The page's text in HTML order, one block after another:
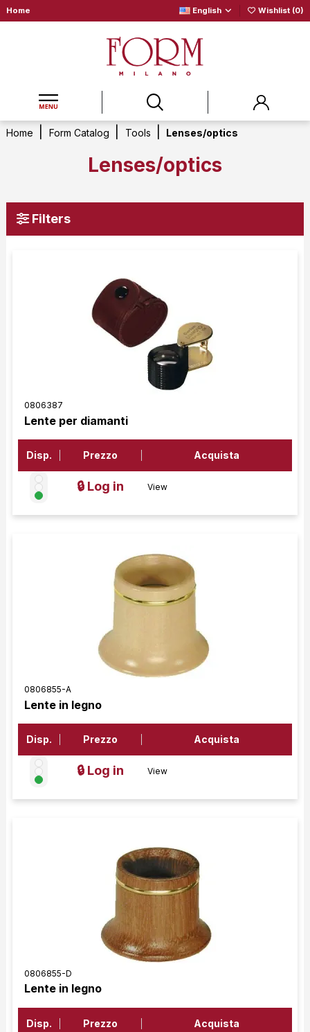
Home English Wishlist (0)
Home Form Catalog Tools Lenses/optics
Lenses/optics
Filters
0806387
Lente per diamanti
Disp. Prezzo Acquista
🔒 Log in View
0806855-A
Lente in legno
Disp. Prezzo Acquista
🔒 Log in View
0806855-D
Lente in legno
Disp. Prezzo Acquista